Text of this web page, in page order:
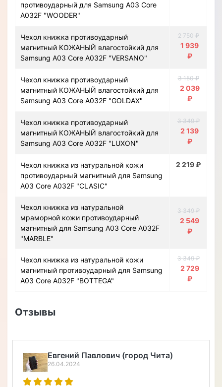
противоударный для Samsung A03 Core
A032F "WOODER"
Чехол книжка противоударный
магнитный КОЖАНЫЙ влагостойкий для
Samsung A03 Core A032F "VERSANO"
2 750 ₽
1 939
₽
Чехол книжка противоударный
магнитный КОЖАНЫЙ влагостойкий для
Samsung A03 Core A032F "GOLDAX"
3 150 ₽
2 039
₽
Чехол книжка противоударный
магнитный КОЖАНЫЙ влагостойкий для
Samsung A03 Core A032F "LUXON"
3 349 ₽
2 139
₽
Чехол книжка из натуральной кожи
противоударный магнитный для Samsung
A03 Core A032F "CLASIC"
2 219 ₽
Чехол книжка из натуральной
мраморной кожи противоударный
магнитный для Samsung A03 Core A032F
"MARBLE"
3 349 ₽
2 549
₽
Чехол книжка из натуральной кожи
магнитный противоударный для Samsung
A03 Core A032F "BOTTEGA"
3 349 ₽
2 729
₽
Отзывы
Евгений Павлович (город Чита)
26.04.2024